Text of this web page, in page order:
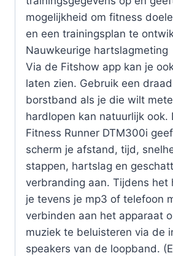
mogelijkheid om fitness
en een trainingsplan te
Nauwkeurige hartslagmeting
Via de Fitshow app kan je
laten zien. Gebruik een
borstband als je die wilt
hardlopen kan natuurlijk ook.
Fitness Runner DTM300i
scherm je afstand, tijd,
stappen, hartslag en
verbranding aan. Tijdens het
je tevens je mp3 of telefoon
verbinden aan het apparaat
muziek te beluisteren via de
speakers van de loopband.